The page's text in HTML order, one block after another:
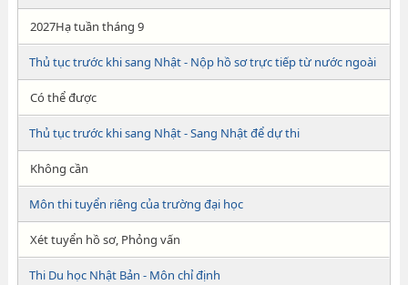
2027Hạ tuần tháng 9
Thủ tục trước khi sang Nhật - Nộp hồ sơ trực tiếp từ nước ngoài
Có thể được
Thủ tục trước khi sang Nhật - Sang Nhật để dự thi
Không cần
Môn thi tuyển riêng của trường đại học
Xét tuyển hồ sơ, Phỏng vấn
Thi Du học Nhật Bản - Môn chỉ định